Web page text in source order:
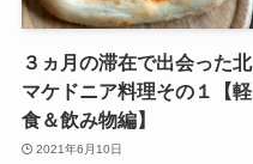
３ヵ月の滞在で出会った北
マケドニア料理その１【軽
食＆飲み物編】
2021年6月10日